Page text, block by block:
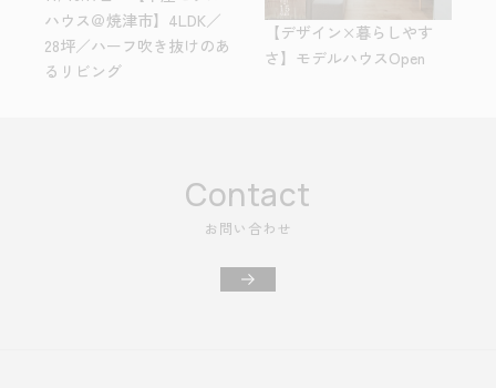
ハウス＠焼津市】4LDK／
28坪／ハーフ吹き抜けのあ
るリビング
【デザイン×暮らしやす
さ】モデルハウスOpen
Contact
お問い合わせ